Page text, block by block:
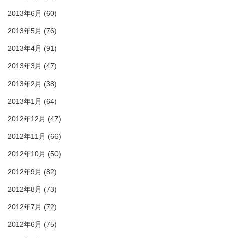
2013年6月 (60)
2013年5月 (76)
2013年4月 (91)
2013年3月 (47)
2013年2月 (38)
2013年1月 (64)
2012年12月 (47)
2012年11月 (66)
2012年10月 (50)
2012年9月 (82)
2012年8月 (73)
2012年7月 (72)
2012年6月 (75)